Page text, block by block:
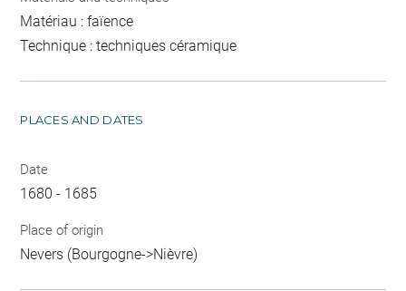
Matériau : faïence
Technique : techniques céramique
PLACES AND DATES
Date
1680 - 1685
Place of origin
Nevers (Bourgogne->Nièvre)